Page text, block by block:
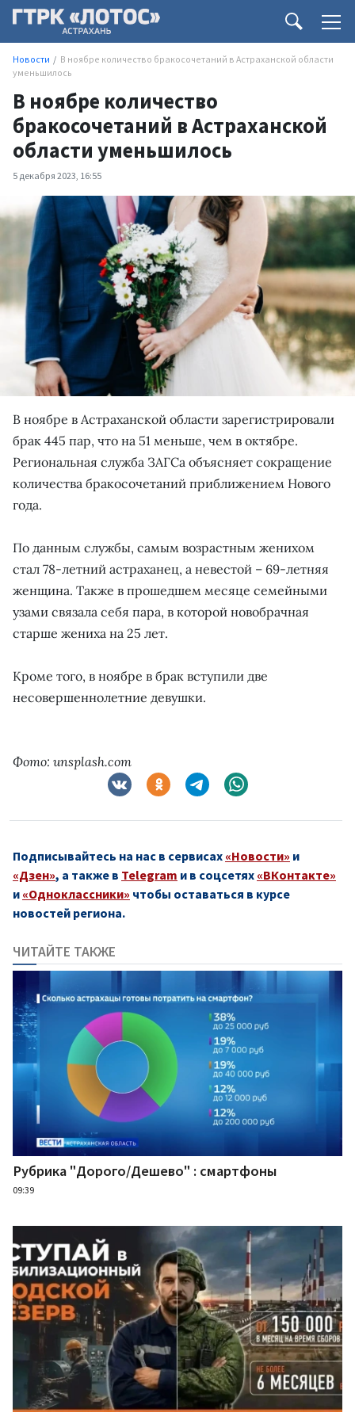
Новости
В ноябре количество бракосочетаний в Астраханской области
уменьшилось
В ноябре количество
бракосочетаний в Астраханской
области уменьшилось
5 декабря 2023, 16:55
В ноябре в Астраханской области зарегистрировали
брак 445 пар, что на 51 меньше, чем в октябре.
Региональная служба ЗАГСа объясняет сокращение
количества бракосочетаний приближением Нового
года.
По данным службы, самым возрастным женихом
стал 78-летний астраханец, а невестой – 69-летняя
женщина. Также в прошедшем месяце семейными
узами связала себя пара, в которой новобрачная
старше жениха на 25 лет.
Кроме того, в ноябре в брак вступили две
несовершеннолетние девушки.
Фото: unsplash.com
Подписывайтесь на нас в сервисах «Новости» и
«Дзен», а также в Telegram и в соцсетях «ВКонтакте»
и «Одноклассники» чтобы оставаться в курсе
новостей региона.
ЧИТАЙТЕ ТАКЖЕ
Рубрика "Дорого/Дешево" : смартфоны
09:39